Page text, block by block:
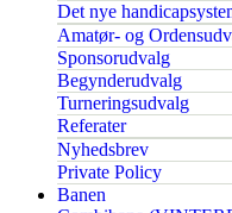
Det nye
Amatør- og
Sponsorudvalg
Begynderudvalg
Turneringsudvalg
Referater
Nyhedsbrev
Private Policy
Banen